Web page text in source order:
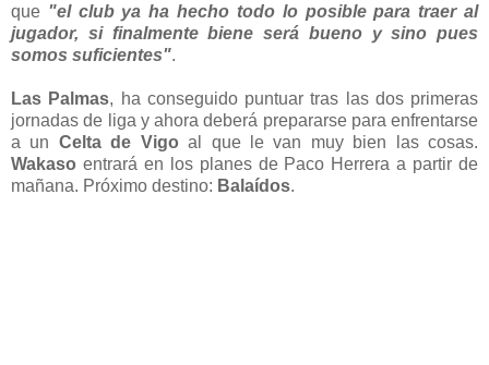
que "el club ya ha hecho todo lo posible para traer al
jugador, si finalmente biene será bueno y sino pues
somos suficientes".
Las Palmas, ha conseguido puntuar tras las dos primeras
jornadas de liga y ahora deberá prepararse para enfrentarse
a un Celta de Vigo al que le van muy bien las cosas.
Wakaso entrará en los planes de Paco Herrera a partir de
mañana. Próximo destino: Balaídos.